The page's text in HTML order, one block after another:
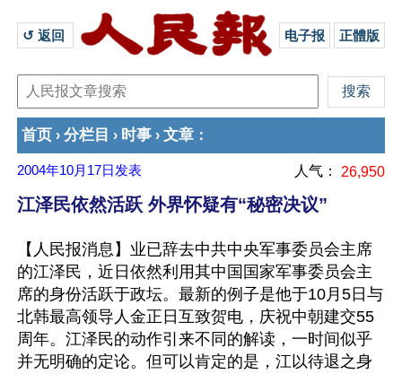
↺ 返回 电子报 正體版
首页 › 分栏目 › 时事 › 文章 ：
2004年10月17日 发表 人气： 26,950
江泽民依然活跃 外界怀疑有“秘密决议”
【人民报消息】业已辞去中共中央军事委员会主席
的江泽民，近日依然利用其中国国家军事委员会主
席的身份活跃于政坛。最新的例子是他于10月5日与
北韩最高领导人金正日互致贺电，庆祝中朝建交55
周年。江泽民的动作引来不同的解读，一时间似乎
并无明确的定论。但可以肯定的是，江以待退之身